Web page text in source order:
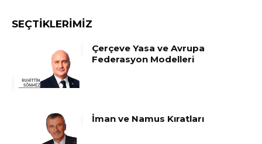
SEÇTIKLERIMIZ
Çerçeve Yasa ve Avrupa
Federasyon Modelleri
İman ve Namus Kıratları